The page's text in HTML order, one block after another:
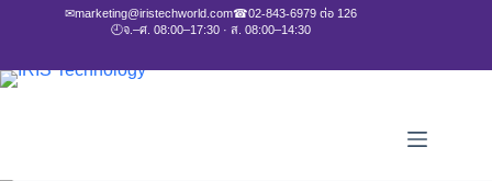
✉marketing@iristechworld.com☎02-843-6979 ต่อ 126
🕘จ.–ศ. 08:00–17:30 · ส. 08:00–14:30